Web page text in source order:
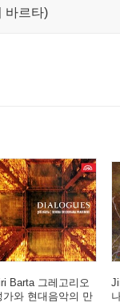
바르타)
Barta 그레고리오
가와 현대음악의 만